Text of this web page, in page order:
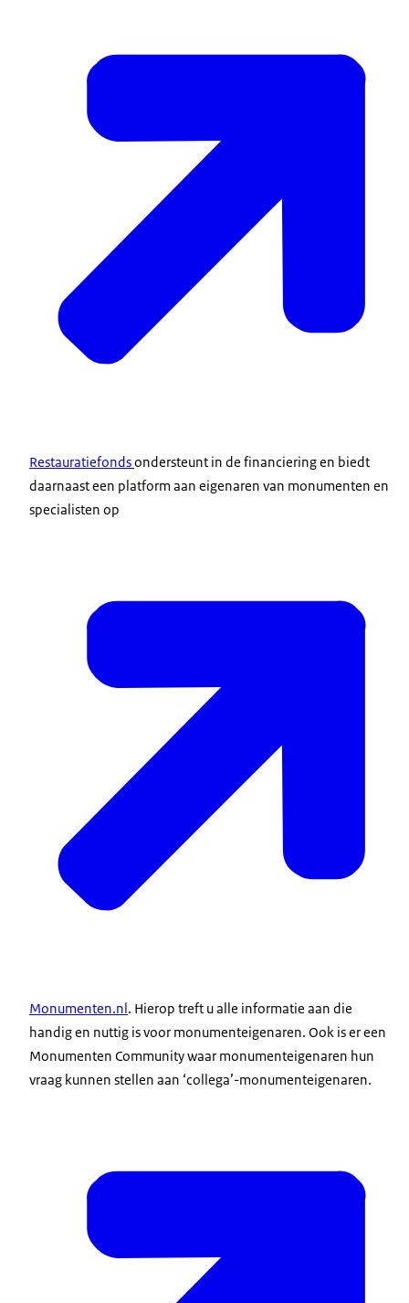
Restauratiefondsondersteunt in de financiering en biedt
daarnaast een platform aan eigenaren van monumenten en
specialisten op
Monumenten.nl . Hierop treft u alle informatie aan die
handig en nuttig is voor monumenteigenaren. Ook is er een
Monumenten Community waar monumenteigenaren hun
vraag kunnen stellen aan ‘collega’-monumenteigenaren.